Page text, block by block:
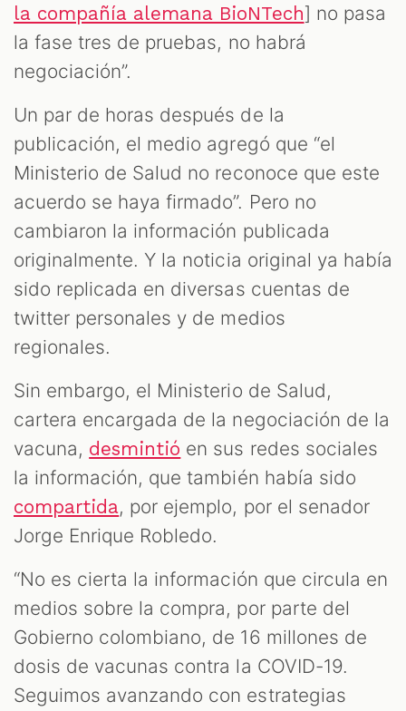
la compañía alemana BioNTech] no pasa
la fase tres de pruebas, no habrá
negociación”.
Un par de horas después de la
publicación, el medio agregó que “el
Ministerio de Salud no reconoce que este
acuerdo se haya firmado”. Pero no
cambiaron la información publicada
originalmente. Y la noticia original ya había
sido replicada en diversas cuentas de
twitter personales y de medios
regionales.
Sin embargo, el Ministerio de Salud,
cartera encargada de la negociación de la
vacuna, desmintió en sus redes sociales
la información, que también había sido
compartida, por ejemplo, por el senador
Jorge Enrique Robledo.
“No es cierta la información que circula en
medios sobre la compra, por parte del
Gobierno colombiano, de 16 millones de
dosis de vacunas contra la COVID-19.
Seguimos avanzando con estrategias